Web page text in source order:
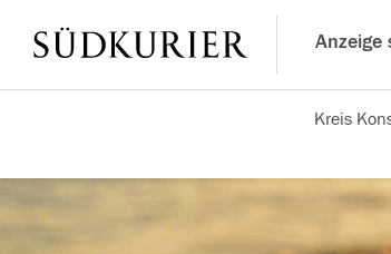
Anzeige
Kreis